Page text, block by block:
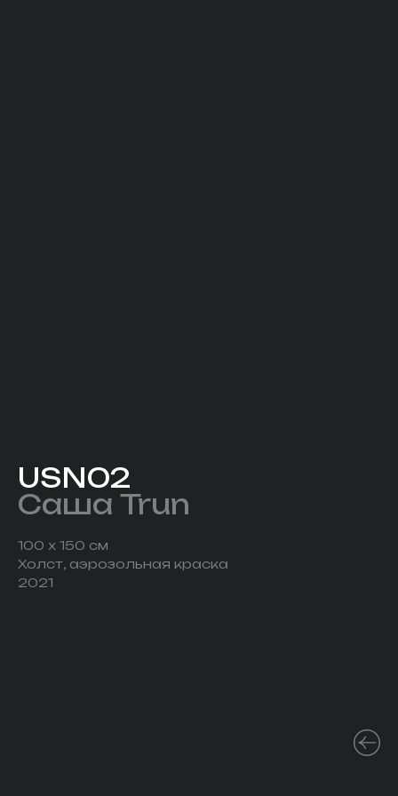
USN02
Саша Trun
100 x​ 150 см
Холст, аэрозольная краска
2021